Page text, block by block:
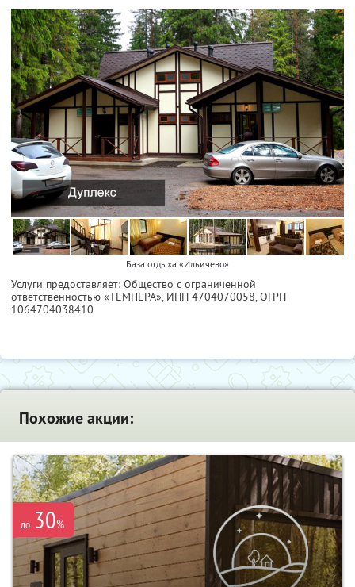
База отдыха «Ильичево»
Услуги предоставляет: Общество с ограниченной
ответственностью «ТЕМПЕРА», ИНН 4704070058, ОГРН
1064704038410
Похожие акции:
до 30%